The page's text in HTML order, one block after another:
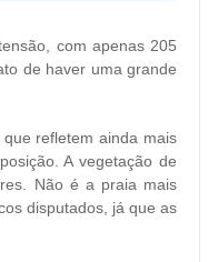
com apenas 205
de haver uma grande
refletem ainda mais
A vegetação de
Não é a praia mais
disputados, já que as